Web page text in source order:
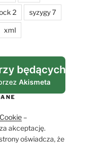
2 syzygy 7
xml
będących spamem
Akismeta
Cookie–
akceptację.
oświadcza, że